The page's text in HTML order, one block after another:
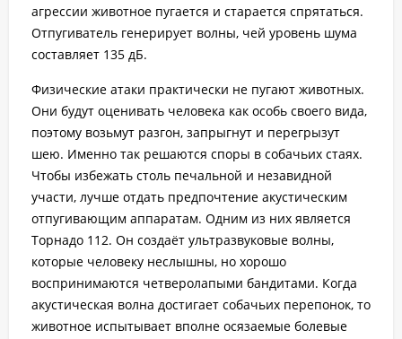
агрессии животное пугается и старается спрятаться.
Отпугиватель генерирует волны, чей уровень шума
составляет 135 дБ.
Физические атаки практически не пугают животных.
Они будут оценивать человека как особь своего вида,
поэтому возьмут разгон, запрыгнут и перегрызут
шею. Именно так решаются споры в собачьих стаях.
Чтобы избежать столь печальной и незавидной
участи, лучше отдать предпочтение акустическим
отпугивающим аппаратам. Одним из них является
Торнадо 112. Он создаёт ультразвуковые волны,
которые человеку неслышны, но хорошо
воспринимаются четверолапыми бандитами. Когда
акустическая волна достигает собачьих перепонок, то
животное испытывает вполне осязаемые болевые